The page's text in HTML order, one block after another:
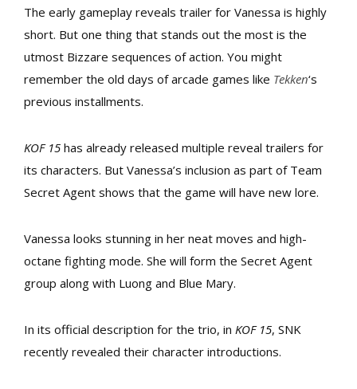
The early gameplay reveals trailer for Vanessa is highly
short. But one thing that stands out the most is the
utmost Bizzare sequences of action. You might
remember the old days of arcade games like Tekken‘s
previous installments.
KOF 15 has already released multiple reveal trailers for
its characters. But Vanessa’s inclusion as part of Team
Secret Agent shows that the game will have new lore.
Vanessa looks stunning in her neat moves and high-
octane fighting mode. She will form the Secret Agent
group along with Luong and Blue Mary.
In its official description for the trio, in KOF 15, SNK
recently revealed their character introductions.